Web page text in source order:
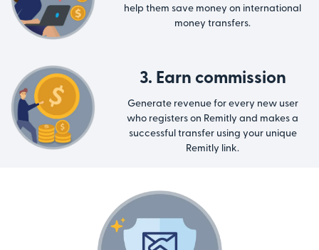
help them save money on international
money transfers.
3. Earn commission
Generate revenue for every new user
who registers on Remitly and makes a
successful transfer using your unique
Remitly link.